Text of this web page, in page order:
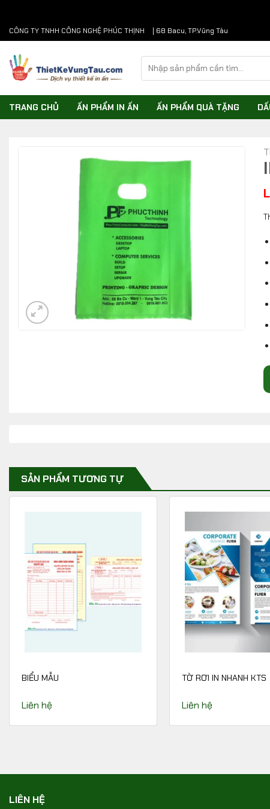
Chuyển
đến
nội
dung
CÔNG TY TNHH CÔNG NGHỆ PHÚC THỊNH | 68 Bacu, TP.Vũng Tàu
kiếm:
TRANG CHỦ ẤN PHẨM IN ẤN ẤN PHẨM QUÀ TẶNG
SẢN PHẨM TƯƠNG TỰ
BIỂU MẪU
Liên hệ
TỜ RƠI IN NHANH KTS
Liên hệ
LIÊN HỆ